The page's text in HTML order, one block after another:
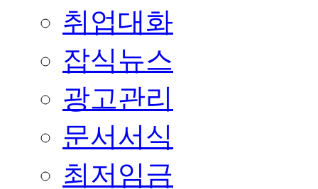
취업대화
잡식뉴스
광고관리
문서서식
최저임금